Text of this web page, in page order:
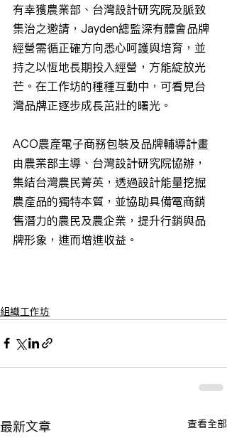
有幸獲農業部、台灣設計研究院及脈致
集治之邀請，Jayden總監深有體會品牌
經營需循正確方向悉心呵護與培育，並
持之以恆地長期投入經營，方能綻放光
芒。在工作坊的種種互動中，可看見台
灣品牌正逐步成長茁壯的曙光。
ACO農產電子商務包裝及品牌輔導計畫
由農業部主導、台灣設計研究院協辦，
集結台灣農民菁英，透過設計能量挖掘
農產品的獨特本質，並協助具備電商銷
售潛力的農民及農企業，提升行銷與品
牌形象，進而增進收益。
組織工作坊
最新文章 查看全部